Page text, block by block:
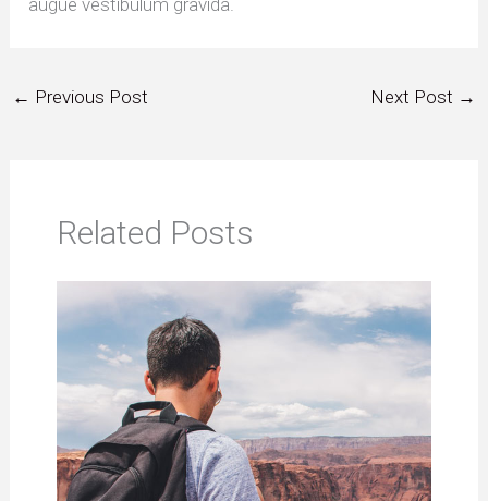
augue vestibulum gravida.
← Previous Post Next Post →
Related Posts